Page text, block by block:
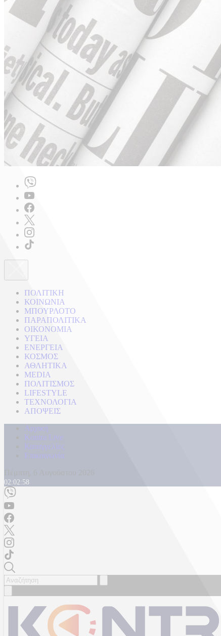
ΠΟΛΙΤΙΚΗ
ΚΟΙΝΩΝΙΑ
ΜΠΟΥΡΛΟΤΟ
ΠΑΡΑΠΟΛΙΤΙΚΑ
ΟΙΚΟΝΟΜΙΑ
ΥΓΕΙΑ
ΕΝΕΡΓΕΙΑ
ΚΟΣΜΟΣ
ΑΘΛΗΤΙΚΑ
MEDIA
ΠΟΛΙΤΙΣΜΟΣ
LIFESTYLE
ΤΕΧΝΟΛΟΓΙΑ
ΑΠΟΨΕΙΣ
Αρχική
Kontra Live
Καταγγελίες
Επικοινωνία
02:03:01